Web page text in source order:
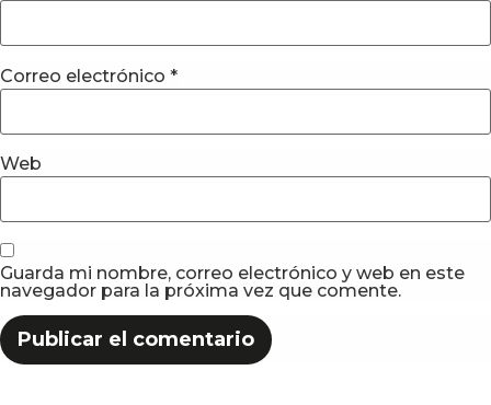
Correo electrónico *
Web
Guarda mi nombre, correo electrónico y web en este
navegador para la próxima vez que comente.